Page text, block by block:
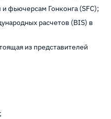
фьючерсам Гонконга (SFC);
расчетов (BIS) в
из представителей